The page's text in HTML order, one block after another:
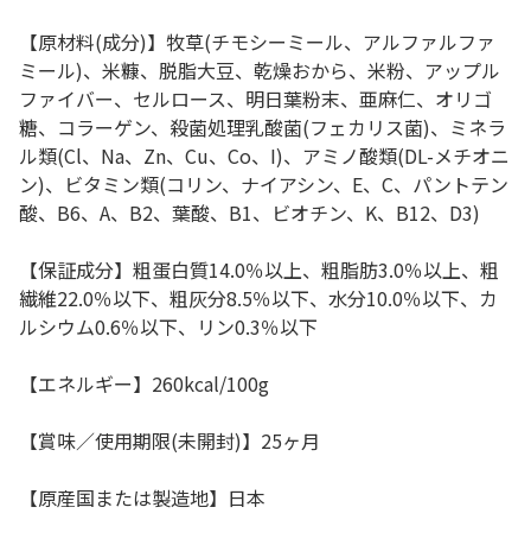
【原材料(成分)】牧草(チモシーミール、アルファルファ
ミール)、米糠、脱脂大豆、乾燥おから、米粉、アップル
ファイバー、セルロース、明日葉粉末、亜麻仁、オリゴ
糖、コラーゲン、殺菌処理乳酸菌(フェカリス菌)、ミネラ
ル類(Cl、Na、Zn、Cu、Co、I)、アミノ酸類(DL-メチオニ
ン)、ビタミン類(コリン、ナイアシン、E、C、パントテン
酸、B6、A、B2、葉酸、B1、ビオチン、K、B12、D3)
【保証成分】粗蛋白質14.0％以上、粗脂肪3.0％以上、粗
繊維22.0％以下、粗灰分8.5％以下、水分10.0％以下、カ
ルシウム0.6％以下、リン0.3％以下
【エネルギー】260kcal/100g
【賞味／使用期限(未開封)】25ヶ月
【原産国または製造地】日本